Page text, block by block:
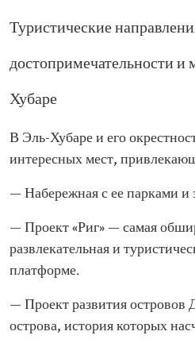
Туристические
достопримечательности и
Хубаре
В Эль-Хубаре и его
интересных мест,
— Набережная с ее парками и
— Проект «Риг» — самая
развлекательная и
платформе.
— Проект развития островов
острова, история которых